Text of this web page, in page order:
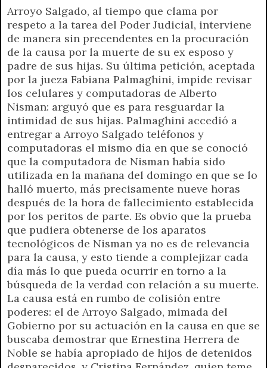
l
y
Arroyo Salgado, al tiempo que clama por
respeto a la tarea del Poder Judicial, interviene
de manera sin precendentes en la procuración
de la causa por la muerte de su ex esposo y
padre de sus hijas. Su última petición, aceptada
por la jueza Fabiana Palmaghini, impide revisar
los celulares y computadoras de Alberto
Nisman: arguyó que es para resguardar la
intimidad de sus hijas. Palmaghini accedió a
entregar a Arroyo Salgado teléfonos y
computadoras el mismo día en que se conoció
que la computadora de Nisman había sido
utilizada en la mañana del domingo en que se lo
halló muerto, más precisamente nueve horas
después de la hora de fallecimiento establecida
por los peritos de parte. Es obvio que la prueba
que pudiera obtenerse de los aparatos
tecnológicos de Nisman ya no es de relevancia
para la causa, y esto tiende a complejizar cada
día más lo que pueda ocurrir en torno a la
búsqueda de la verdad con relación a su muerte.
La causa está en rumbo de colisión entre
poderes: el de Arroyo Salgado, mimada del
Gobierno por su actuación en la causa en que se
buscaba demostrar que Ernestina Herrera de
Noble se había apropiado de hijos de detenidos